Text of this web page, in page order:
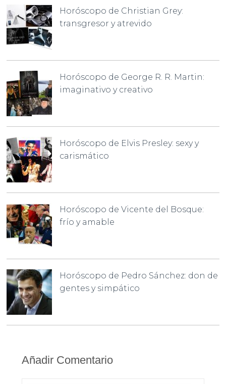
Horóscopo de Christian Grey:
transgresor y atrevido
Horóscopo de George R. R. Martin:
imaginativo y creativo
Horóscopo de Elvis Presley: sexy y
carismático
Horóscopo de Vicente del Bosque:
frío y amable
Horóscopo de Pedro Sánchez: don de
gentes y simpático
Añadir Comentario